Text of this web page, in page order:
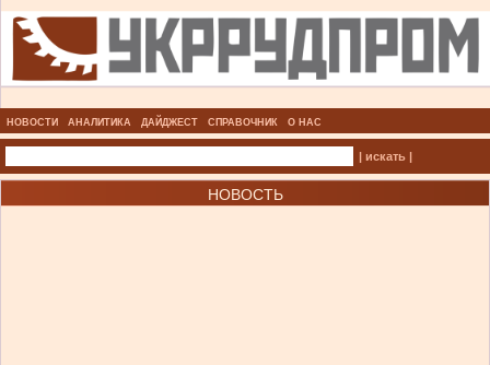
НОВОСТИ АНАЛИТИКА ДАЙДЖЕСТ СПРАВОЧНИК О НАС
| искать |
НОВОСТЬ